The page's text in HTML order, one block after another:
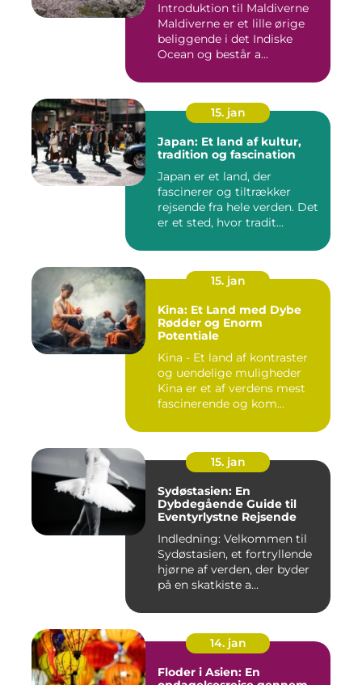
Introduktion til Maldiverne
Maldiverne er et lille ørige
beliggende i det Indiske
Ocean og består a...
15. jan
Japan: Et land af kultur,
tradition og fascination
Japan er et land, der
fascinerer og tiltrækker
rejsende fra hele verden. Det
er et sted, hvor tradit...
15. jan
Kina: Et Land med Dybe
Rødder og Enorm
Potentiale
Kina - Et land af kontraster
og uendelige muligheder
Kina er et af verdens mest
fascinerende og kom...
15. jan
Sydøstasien: En
Dybdegående Guide til
Eventyrlystne Rejsende
Indledning: Velkommen til
Sydøstasien, et fortryllende
hjørne af verden, der byder
på en skatkiste a...
14. jan
Floder i Asien: En